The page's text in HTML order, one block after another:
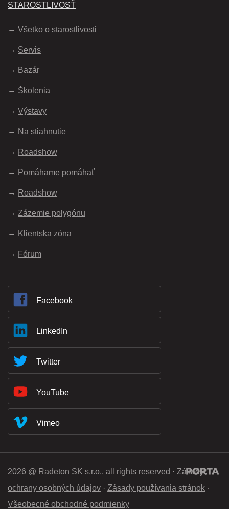
STAROSTLIVOSŤ
Všetko o starostlivosti
Servis
Bazár
Školenia
Výstavy
Na stiahnutie
Roadshow
Pomáhame pomáhať
Roadshow
Zázemie polygónu
Klientska zóna
Fórum
Facebook
LinkedIn
Twitter
YouTube
Vimeo
2026 @ Radeton SK s.r.o., all rights reserved · Zásady
ochrany osobných údajov · Zásady používania stránok ·
Všeobecné obchodné podmienky